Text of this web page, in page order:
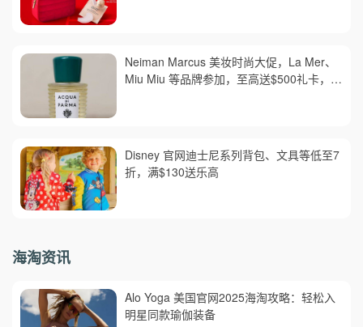
Neiman Marcus 美妆时尚大促，La Mer、
Miu Miu 等品牌参加，至高送$500礼卡，需
Disney 官网迪士尼系列背包、文具等低至7
折，满$130送乐高
海淘资讯
Alo Yoga 美国官网2025海淘攻略：轻松入
明星同款瑜伽装备